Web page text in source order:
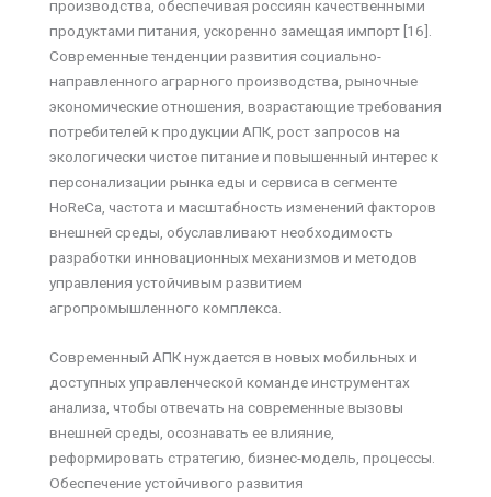
производства, обеспечивая россиян качественными
продуктами питания, ускоренно замещая импорт [16].
Современные тенденции развития социально-
направленного аграрного производства, рыночные
экономические отношения, возрастающие требования
потребителей к продукции АПК, рост запросов на
экологически чистое питание и повышенный интерес к
персонализации рынка еды и сервиса в сегменте
HoReCa, частота и масштабность изменений факторов
внешней среды, обуславливают необходимость
разработки инновационных механизмов и методов
управления устойчивым развитием
агропромышленного комплекса.
Современный АПК нуждается в новых мобильных и
доступных управленческой команде инструментах
анализа, чтобы отвечать на современные вызовы
внешней среды, осознавать ее влияние,
реформировать стратегию, бизнес-модель, процессы.
Обеспечение устойчивого развития